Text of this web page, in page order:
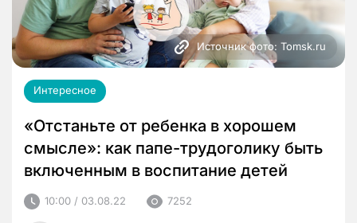
Источник фото: Tomsk.ru
Интересное
«Отстаньте от ребенка в хорошем
смысле»: как папе-трудоголику быть
включенным в воспитание детей
10:00 / 03.08.22 7252